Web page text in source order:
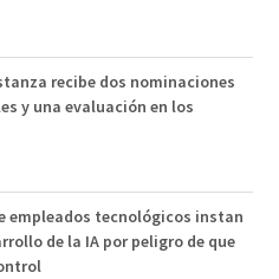
recibe dos nominaciones
y una evaluación en los
empleados tecnológicos instan
de la IA por peligro de que